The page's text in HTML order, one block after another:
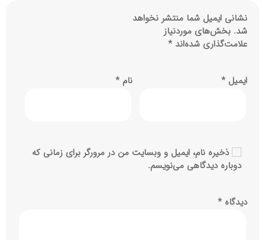
نشانی ایمیل شما منتشر نخواهد
شد. بخش‌های موردنیاز
علامت‌گذاری شده‌اند *
نام * ایمیل *
ذخیره نام، ایمیل و وبسایت من در مرورگر برای زمانی که
دوباره دیدگاهی می‌نویسم.
دیدگاه *